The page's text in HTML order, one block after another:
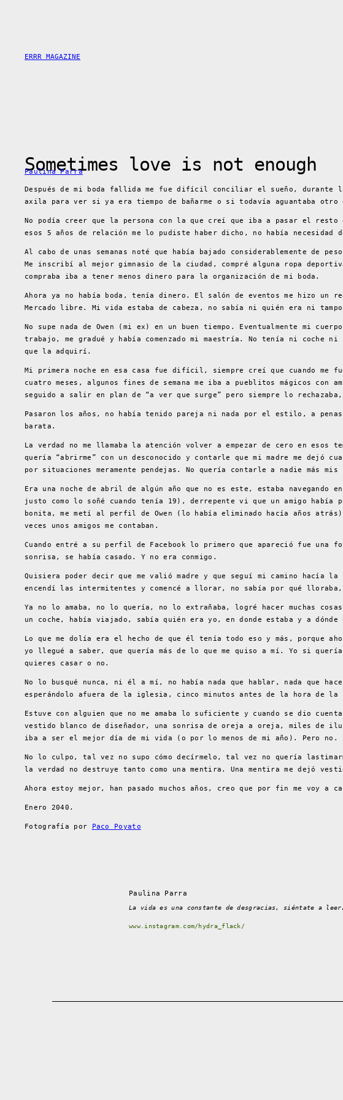
ERRR MAGAZINE
Sometimes love is not enough
Paulina Parra
Después de mi boda fallida me fue difícil conciliar el sueño, durante
axila para ver si ya era tiempo de bañarme o si todavía aguantaba otro
No podía creer que la persona con la que creí que iba a pasar el
esos 5 años de relación me lo pudiste haber dicho, no había necesidad
Al cabo de unas semanas noté que había bajado considerablemente
Me inscribí al mejor gimnasio de la ciudad, compré alguna ropa
compraba iba a tener menos dinero para la organización de mi boda.
Ahora ya no había boda, tenía dinero. El salón de eventos me hizo un
Mercado libre. Mi vida estaba de cabeza, no sabía ni quién era ni
No supe nada de Owen (mi ex) en un buen tiempo. Eventualmente mi
trabajo, me gradué y había comenzado mi maestría. No tenía ni
que la adquirí.
Mi primera noche en esa casa fue difícil, siempre creí que cuando me
cuatro meses, algunos fines de semana me iba a pueblitos mágicos
seguido a salir en plan de “a ver que surge” pero siempre lo
Pasaron los años, no había tenido pareja ni nada por el estilo, a penas
barata.
La verdad no me llamaba la atención volver a empezar de cero en esos
quería “abrirme” con un desconocido y contarle que mi madre me dejó
por situaciones meramente pendejas. No quería contarle a nadie más
Era una noche de abril de algún año que no es este, estaba
justo como lo soñé cuando tenía 19), derrepente vi que un amigo había
bonita, me metí al perfil de Owen (lo había eliminado hacía años
veces unos amigos me contaban.
Cuando entré a su perfil de Facebook lo primero que apareció fue
sonrisa, se había casado. Y no era conmigo.
Quisiera poder decir que me valió madre y que seguí mi camino hacía
encendí las intermitentes y comencé a llorar, no sabía por qué
Ya no lo amaba, no lo quería, no lo extrañaba, logré hacer muchas
un coche, había viajado, sabía quién era yo, en donde estaba y a
Lo que me dolía era el hecho de que él tenía todo eso y más, porque
yo llegué a saber, que quería más de lo que me quiso a mí. Yo si
quieres casar o no.
No lo busqué nunca, ni él a mí, no había nada que hablar, nada que
esperándolo afuera de la iglesia, cinco minutos antes de la hora de la
Estuve con alguien que no me amaba lo suficiente y cuando se dio
vestido blanco de diseñador, una sonrisa de oreja a oreja, miles de
iba a ser el mejor día de mi vida (o por lo menos de mi año). Pero no.
No lo culpo, tal vez no supo cómo decírmelo, tal vez no quería
la verdad no destruye tanto como una mentira. Una mentira me dejó
Ahora estoy mejor, han pasado muchos años, creo que por fin me voy
Enero 2040.
Fotografía por Paco Poyato
Paulina Parra
La vida es una constante de desgracias, siéntate a leer.
www.instagram.com/hydra_flack/